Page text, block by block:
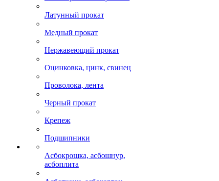
Латунный прокат
Медный прокат
Нержавеющий прокат
Оцинковка, цинк, свинец
Проволока, лента
Черный прокат
Крепеж
Подшипники
Асбокрошка, асбошнур,
асбоплита